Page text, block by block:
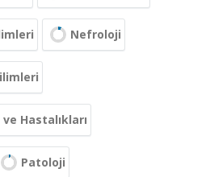
Nefroloji
ve Hastalıkları
Patoloji